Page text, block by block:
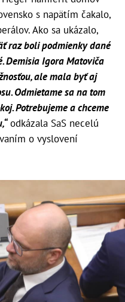
s napätím čakalo,
Ako sa ukázalo,
raz boli podmienky dané
Demisia Igora Matoviča
ale mala byť aj
Odmietame sa na tom
Potrebujeme a chceme
odkázala SaS necelú
o vyslovení